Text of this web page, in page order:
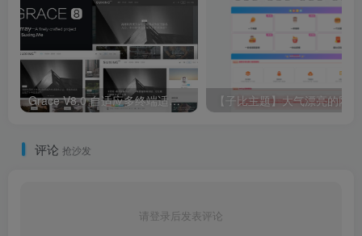
Grace V8.0 自适应多终端适配自媒体极客WordPress主题
评论 抢沙发
请登录后发表评论